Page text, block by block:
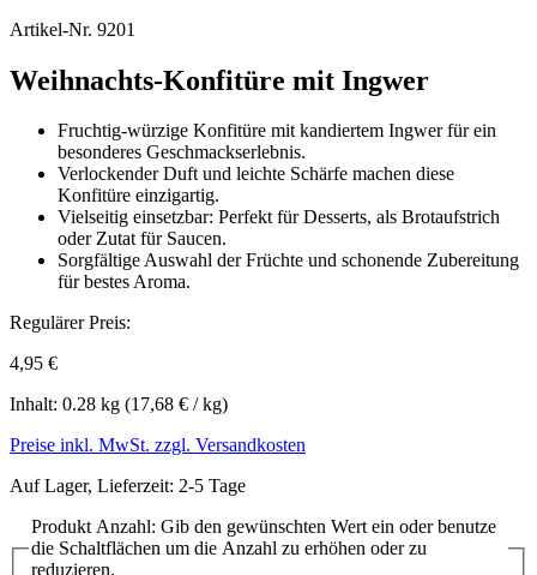
Artikel-Nr. 9201
Weihnachts-Konfitüre mit Ingwer
Fruchtig-würzige Konfitüre mit kandiertem Ingwer für ein
besonderes Geschmackserlebnis.
Verlockender Duft und leichte Schärfe machen diese
Konfitüre einzigartig.
Vielseitig einsetzbar: Perfekt für Desserts, als Brotaufstrich
oder Zutat für Saucen.
Sorgfältige Auswahl der Früchte und schonende Zubereitung
für bestes Aroma.
Regulärer Preis:
4,95 €
Inhalt: 0.28 kg (17,68 € / kg)
Preise inkl. MwSt. zzgl. Versandkosten
Auf Lager, Lieferzeit: 2-5 Tage
Produkt Anzahl: Gib den gewünschten Wert ein oder benutze
die Schaltflächen um die Anzahl zu erhöhen oder zu
reduzieren.